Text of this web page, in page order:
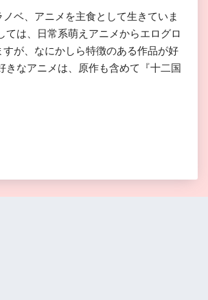
ベ、アニメを主食として生きていま
ては、日常系萌えアニメからエログロ
すが、なにかしら特徴のある作品が好
きなアニメは、原作も含めて『十二国